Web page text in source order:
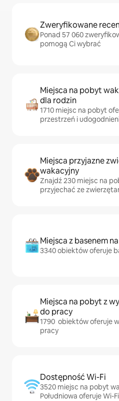
Zweryfikowane
Ponad 57 060
pomogą Ci wybrać
Miejsca na pobyt
dla rodzin
1710 miejsc na pobyt
przestrzeń i
Miejsca przyjazne
wakacyjny
Znajdź 230 miejsc na
przyjechać ze
Miejsca z basenem
3340 obiektów oferuje
Miejsca na pobyt z
do pracy
1790 obiektów oferuje
pracy
Dostępność Wi-Fi
3520 miejsc na pobyt
Południowa oferuje Wi-Fi